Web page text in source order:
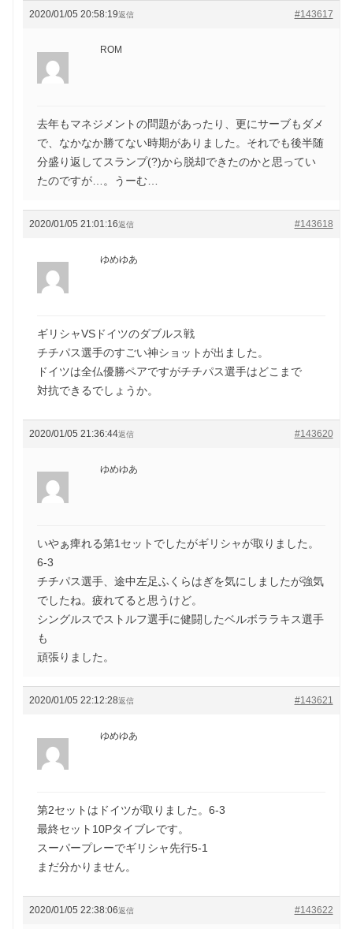
2020/01/05 20:58:19 #143617
返信
ROM
去年もマネジメントの問題があったり、更にサーブもダメ
で、なかなか勝てない時期がありました。それでも後半随
分盛り返してスランプ(?)から脱却できたのかと思ってい
たのですが…。うーむ…
2020/01/05 21:01:16 #143618
返信
ゆめゆあ
ギリシャVSドイツのダブルス戦
チチパス選手のすごい神ショットが出ました。
ドイツは全仏優勝ペアですがチチパス選手はどこまで
対抗できるでしょうか。
2020/01/05 21:36:44 #143620
返信
ゆめゆあ
いやぁ痺れる第1セットでしたがギリシャが取りました。
6-3
チチパス選手、途中左足ふくらはぎを気にしましたが強気
でしたね。疲れてると思うけど。
シングルスでストルフ選手に健闘したベルボララキス選手
も
頑張りました。
2020/01/05 22:12:28 #143621
返信
ゆめゆあ
第2セットはドイツが取りました。6-3
最終セット10Pタイブレです。
スーパープレーでギリシャ先行5-1
まだ分かりません。
2020/01/05 22:38:06 #143622
返信